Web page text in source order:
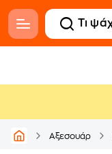
Αξεσουάρ